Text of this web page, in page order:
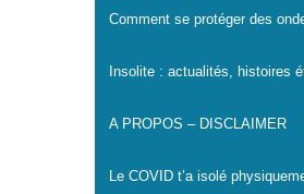
Comment se protéger des
Insolite : actualités, histoires
A PROPOS – DISCLAIMER
Le COVID t’a isolé